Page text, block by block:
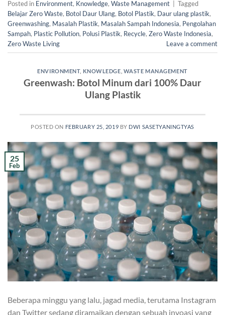
Posted in Environment, Knowledge, Waste Management
Tagged
Belajar Zero Waste, Botol Daur Ulang, Botol Plastik, Daur ulang plastik,
Greenwashing, Masalah Plastik, Masalah Sampah Indonesia, Pengolahan
Sampah, Plastic Pollution, Polusi Plastik, Recycle, Zero Waste Indonesia,
Zero Waste Living
Leave a comment
ENVIRONMENT, KNOWLEDGE WASTE MANAGEMENT
Greenwash: Botol Minum dari 100% Daur
Ulang Plastik
POSTED ON FEBRUARY 25, 2019 BY DWI SASETYANINGTYAS
25
Feb
Beberapa minggu yang lalu, jagad media, terutama Instagram
dan Twitter sedang diramaikan dengan sebuah invoasi yang